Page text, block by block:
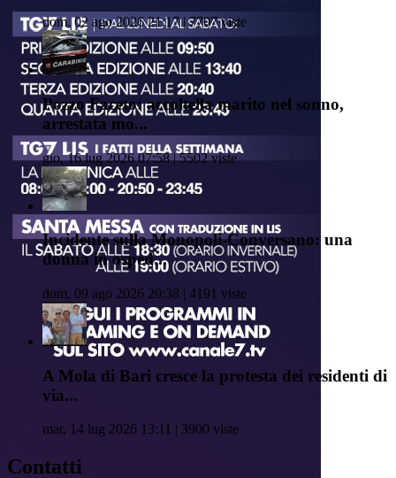
dom, 02 ago 2026 21:17 | 7707 viste
Pozzo Faceto: accoltella marito nel sonno,
arrestata mo...
gio, 16 lug 2026 07:58 | 5502 viste
Incidente sulla Monopoli-Conversano: una
donna in osped...
dom, 09 ago 2026 20:38 | 4191 viste
A Mola di Bari cresce la protesta dei residenti di
via...
mar, 14 lug 2026 13:11 | 3900 viste
Contatti